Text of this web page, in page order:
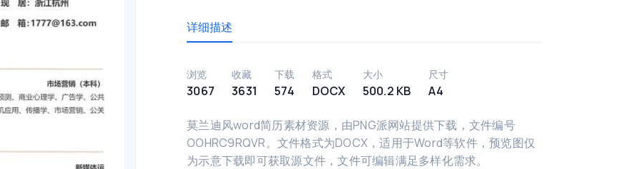
详细描述
浏览
3067
收藏
3631
下载
574
格式
DOCX
大小
500.2 KB
尺寸
A4
莫兰迪风word简历素材资源，由PNG派网站提供下载，文件编号
OOHRC9RQVR。文件格式为DOCX，适用于Word等软件，预览图仅
为示意下载即可获取源文件，文件可编辑满足多样化需求。